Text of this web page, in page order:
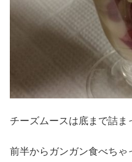
チーズムースは底まで詰ま
前半からガンガン食べちゃ